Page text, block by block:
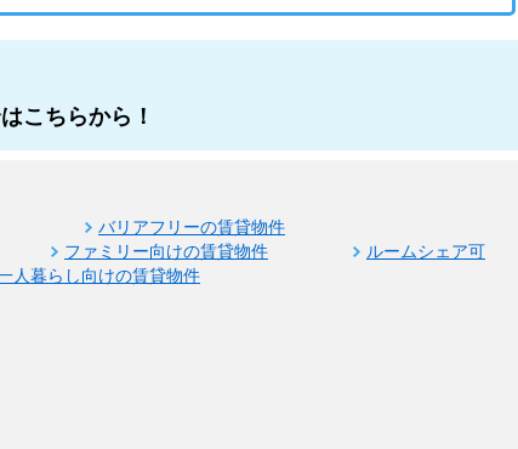
こちらから！
バリアフリーの賃貸物件
ファミリー向けの賃貸物件
ルームシェア可
人暮らし向けの賃貸物件